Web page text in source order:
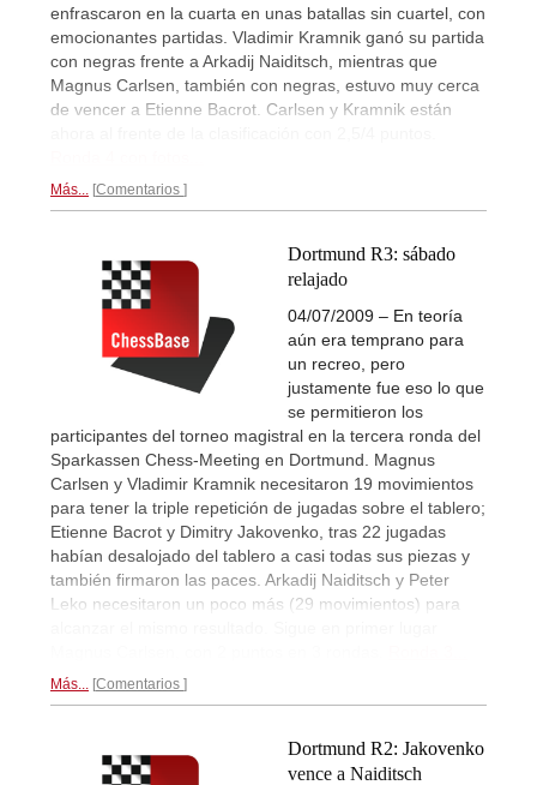
enfrascaron en la cuarta en unas batallas sin cuartel, con
emocionantes partidas. Vladimir Kramnik ganó su partida
con negras frente a Arkadij Naiditsch, mientras que
Magnus Carlsen, también con negras, estuvo muy cerca
de vencer a Etienne Bacrot. Carlsen y Kramnik están
Más... Comentarios
Dortmund R3: sábado
relajado
04/07/2009 – En teoría
aún era temprano para
un recreo, pero
justamente fue eso lo que
se permitieron los
participantes del torneo magistral en la tercera ronda del
Sparkassen Chess-Meeting en Dortmund. Magnus
Carlsen y Vladimir Kramnik necesitaron 19 movimientos
para tener la triple repetición de jugadas sobre el tablero;
Etienne Bacrot y Dimitry Jakovenko, tras 22 jugadas
habían desalojado del tablero a casi todas sus piezas y
también firmaron las paces. Arkadij Naiditsch y Peter
Leko necesitaron un poco más (29 movimientos) para
Más... Comentarios
Dortmund R2: Jakovenko
vence a Naiditsch